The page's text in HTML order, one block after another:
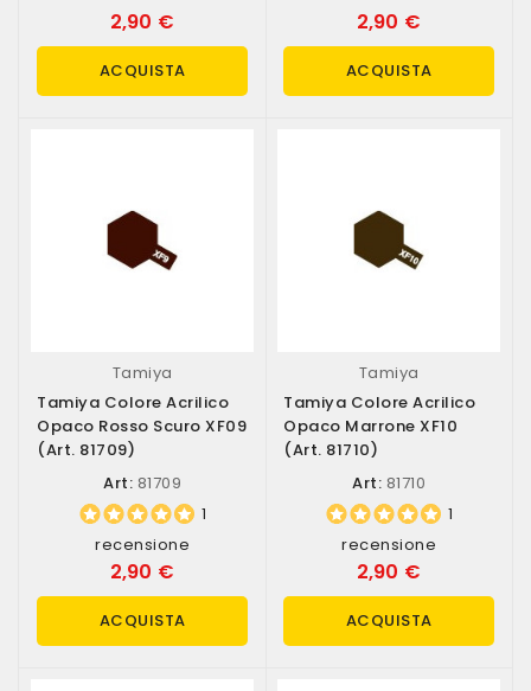
2,90 €
ACQUISTA
2,90 €
ACQUISTA
Tamiya
Tamiya Colore Acrilico
Opaco Rosso Scuro XF09
(art. 81709)
Art: 81709
1
recensione
2,90 €
ACQUISTA
Tamiya
Tamiya Colore Acrilico
Opaco Marrone XF10
(art. 81710)
Art: 81710
1
recensione
2,90 €
ACQUISTA